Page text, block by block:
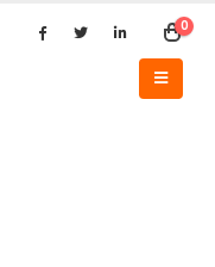
0